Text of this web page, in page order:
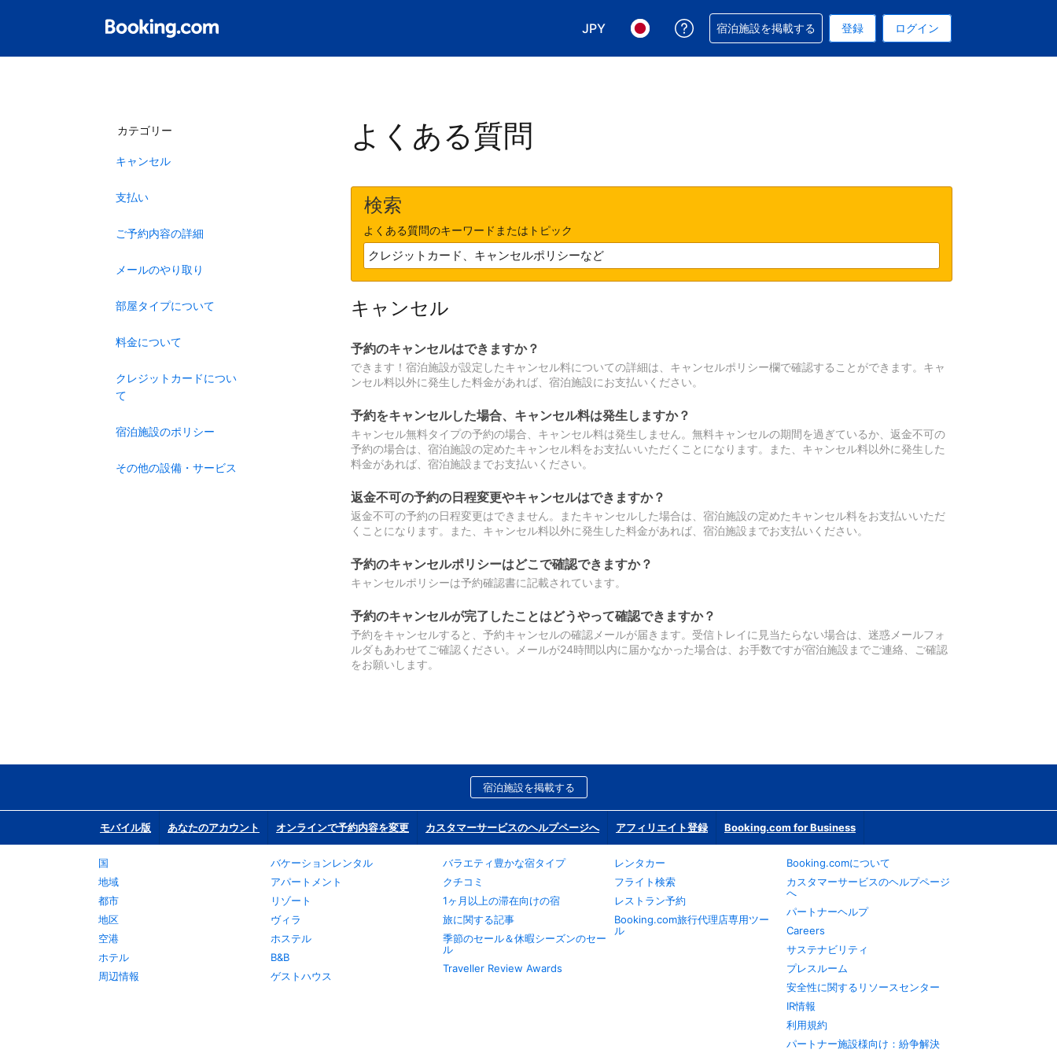
JPY
表示通貨を選択. 現在選択中の表示通貨は円です
言語を選択. 現在選択中の言語は日本語です
予約に関するサポートを受けられます
宿泊施設を掲載する 登録 ログイン
カテゴリー
キャンセル
支払い
ご予約内容の詳細
メールのやり取り
部屋タイプについて
料金について
クレジットカードについ
て
宿泊施設のポリシー
その他の設備・サービス
よくある質問
検索
よくある質問のキーワードまたはトピック
キャンセル
予約のキャンセルはできますか？
できます！宿泊施設が設定したキャンセル料についての詳細は、キャンセルポリシー欄で確認することができます。キャ
ンセル料以外に発生した料金があれば、宿泊施設にお支払いください。
予約をキャンセルした場合、キャンセル料は発生しますか？
キャンセル無料タイプの予約の場合、キャンセル料は発生しません。無料キャンセルの期間を過ぎているか、返金不可の
予約の場合は、宿泊施設の定めたキャンセル料をお支払いいただくことになります。また、キャンセル料以外に発生した
料金があれば、宿泊施設までお支払いください。
返金不可の予約の日程変更やキャンセルはできますか？
返金不可の予約の日程変更はできません。またキャンセルした場合は、宿泊施設の定めたキャンセル料をお支払いいただ
くことになります。また、キャンセル料以外に発生した料金があれば、宿泊施設までお支払いください。
予約のキャンセルポリシーはどこで確認できますか？
キャンセルポリシーは予約確認書に記載されています。
予約のキャンセルが完了したことはどうやって確認できますか？
予約をキャンセルすると、予約キャンセルの確認メールが届きます。受信トレイに見当たらない場合は、迷惑メールフォ
ルダもあわせてご確認ください。メールが24時間以内に届かなかった場合は、お手数ですが宿泊施設までご連絡、ご確認
をお願いします。
宿泊施設を掲載する
モバイル版 あなたのアカウント オンラインで予約内容を変更 カスタマーサービスのヘルプページへ アフィリエイト登録 Booking.com for Business
国
地域
都市
地区
空港
ホテル
周辺情報
バケーションレンタル
アパートメント
リゾート
ヴィラ
ホステル
B&B
ゲストハウス
バラエティ豊かな宿タイプ
クチコミ
1ヶ月以上の滞在向けの宿
旅に関する記事
季節のセール＆休暇シーズンのセー
ル
Traveller Review Awards
レンタカー
フライト検索
レストラン予約
Booking.com旅行代理店専用ツー
ル
Booking.comについて
カスタマーサービスのヘルプページ
へ
パートナーヘルプ
Careers
サステナビリティ
プレスルーム
安全性に関するリソースセンター
IR情報
利用規約
パートナー施設様向け：紛争解決